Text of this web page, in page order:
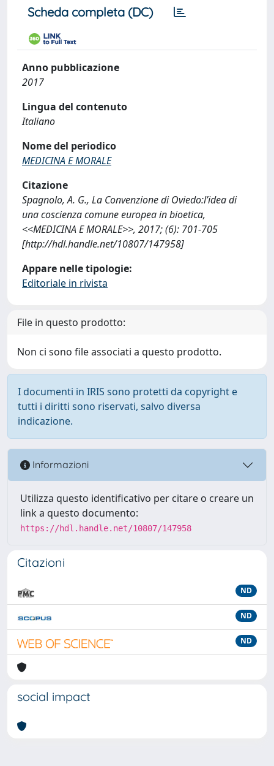
Scheda completa (DC)
Anno pubblicazione
2017
Lingua del contenuto
Italiano
Nome del periodico
MEDICINA E MORALE
Citazione
Spagnolo, A. G., La Convenzione di Oviedo:l’idea di
una coscienza comune europea in bioetica,
<<MEDICINA E MORALE>>, 2017; (6): 701-705
[http://hdl.handle.net/10807/147958]
Appare nelle tipologie:
Editoriale in rivista
File in questo prodotto:
Non ci sono file associati a questo prodotto.
I documenti in IRIS sono protetti da copyright e
tutti i diritti sono riservati, salvo diversa
indicazione.
Informazioni
Utilizza questo identificativo per citare o creare un
link a questo documento:
https://hdl.handle.net/10807/147958
Citazioni
ND
ND
ND
social impact